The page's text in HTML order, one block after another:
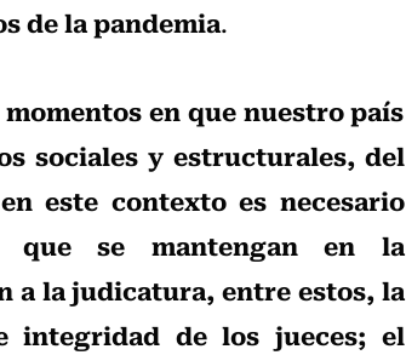
de la pandemia.
en que nuestro país
sociales y estructurales, del
este contexto es necesario
que se mantengan en la
a la judicatura, entre estos, la
integridad de los jueces; el